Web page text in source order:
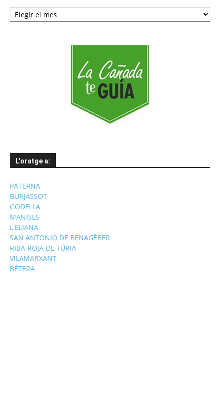
Notícies
per
L’oratge a:
PATERNA
BURJASSOT
GODELLA
MANISES
L'ELIANA
SAN ANTONIO DE BENAGÉBER
RIBA-ROJA DE TÚRIA
VILAMARXANT
BÉTERA